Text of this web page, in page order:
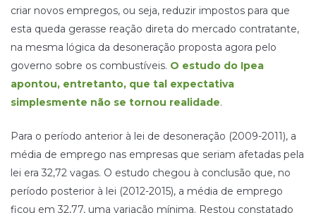
criar novos empregos, ou seja, reduzir impostos para que
esta queda gerasse reação direta do mercado contratante,
na mesma lógica da desoneração proposta agora pelo
governo sobre os combustíveis. O estudo do Ipea
apontou, entretanto, que tal expectativa
simplesmente não se tornou realidade.
Para o período anterior à lei de desoneração (2009-2011), a
média de emprego nas empresas que seriam afetadas pela
lei era 32,72 vagas. O estudo chegou à conclusão que, no
período posterior à lei (2012-2015), a média de emprego
ficou em 32,77, uma variação mínima. Restou constatado